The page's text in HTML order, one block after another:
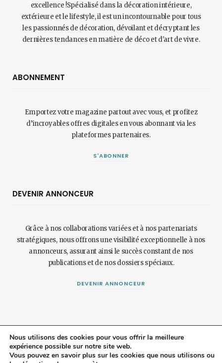
excellence !Spécialisé dans la décoration intérieure,
extérieure et le lifestyle, il est un incontournable pour tous
les passionnés de décoration, dévoilant et décryptant les
dernières tendances en matière de déco et d'art de vivre.
ABONNEMENT
Emportez votre magazine partout avec vous, et profitez
d’incroyables offres digitales en vous abonnant via les
plateformes partenaires.
S'ABONNER
DEVENIR ANNONCEUR
Grâce à nos collaborations variées et à nos partenariats
stratégiques, nous offrons une visibilité exceptionnelle à nos
annonceurs, assurant ainsi le succès constant de nos
publications et de nos dossiers spéciaux.
DEVENIR ANNONCEUR
© 2024 Maisonetjardinmagazine.fr. Mentions légalesetpolitique de
Nous utilisons des cookies pour vous offrir la meilleure
expérience possible sur notre site web.
Vous pouvez en savoir plus sur les cookies que nous utilisons ou